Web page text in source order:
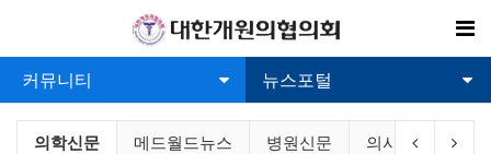
커뮤니티 뉴스포털
의료관련뉴스 분류 목록
현재 분류
의학신문 메드월드뉴스 병원신문 의사신문이전 분류
다